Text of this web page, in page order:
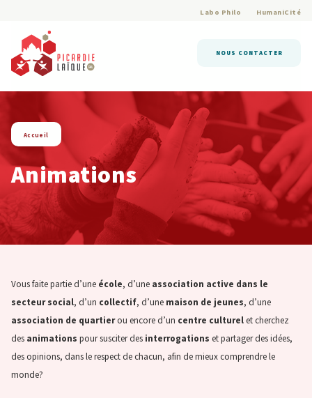
Labo Philo HumaniCité
NOUS CONTACTER
Accueil
Animations
Vous faite partie d’une école, d’une association active dans le
secteur social, d’un collectif, d’une maison de jeunes, d’une
association de quartierou encore d’un centre culturelet cherchez
des animations pour susciter des interrogations et partager des idées,
des opinions, dans le respect de chacun, afin de mieux comprendre le
monde?